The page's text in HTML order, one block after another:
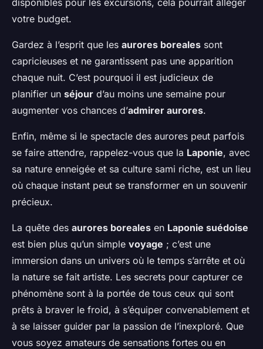
disponibles pour les excursions, cela pourrait alléger
votre budget.
Gardez à l’esprit que les aurores boreales sont
capricieuses et ne garantissent pas une apparition
chaque nuit. C’est pourquoi il est judicieux de
planifier un séjour d’au moins une semaine pour
augmenter vos chances d’admirer aurores.
Enfin, même si le spectacle des aurores peut parfois
se faire attendre, rappelez-vous que la Laponie, avec
sa nature enneigée et sa culture sami riche, est un lieu
où chaque instant peut se transformer en un souvenir
précieux.
La quête des aurores boreales en Laponie suédoise
est bien plus qu’un simple voyage ; c’est une
immersion dans un univers où le temps s’arrête et où
la nature se fait artiste. Les secrets pour capturer ce
phénomène sont à la portée de tous ceux qui sont
prêts à braver le froid, à s’équiper convenablement et
à se laisser guider par la passion de l’inexploré. Que
vous soyez amateurs de sensations fortes ou en